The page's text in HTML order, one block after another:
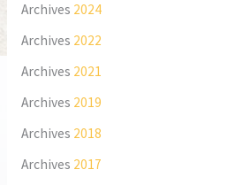
Archives 2024
Archives 2022
Archives 2021
Archives 2019
Archives 2018
Archives 2017